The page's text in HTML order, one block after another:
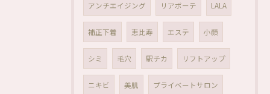
アンチエイジング リアボーテ LALA
補正下着 恵比寿 エステ 小顔
シミ 毛穴 駅チカ リフトアップ
ニキビ 美肌 プライベートサロン